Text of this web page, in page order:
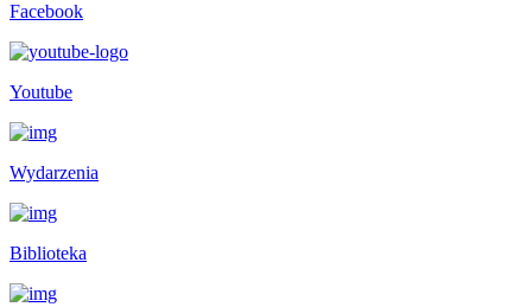
Facebook
Youtube
Wydarzenia
Biblioteka